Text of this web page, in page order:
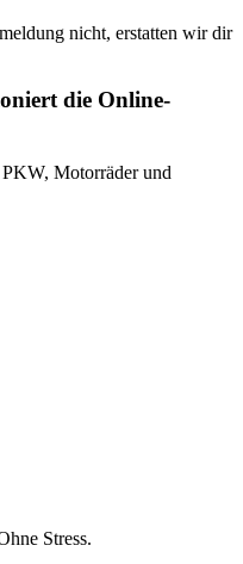
nicht, erstatten wir dir
die Online-
Motorräder und
Stress.